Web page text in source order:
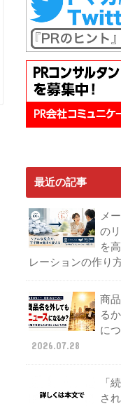
最近の記事
メ
の
を
レーションの作り
商
る
に
2026.07.28
「
さ